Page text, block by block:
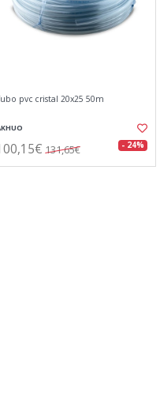
pvc cristal 20x25 50m
131,65€ - 24%